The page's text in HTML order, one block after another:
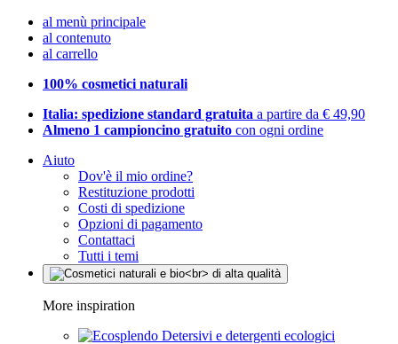
al menù principale
al contenuto
al carrello
100% cosmetici naturali
Italia: spedizione standard gratuita a partire da € 49,90
Almeno 1 campioncino gratuito con ogni ordine
Aiuto
Dov'è il mio ordine?
Restituzione prodotti
Costi di spedizione
Opzioni di pagamento
Contattaci
Tutti i temi
More inspiration
Detersivi e detergenti ecologici